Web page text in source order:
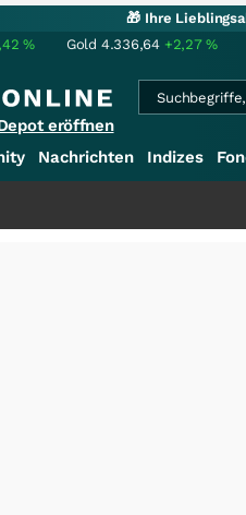
🎁 Ihre
% Gold 4.336,64 +2,27%
eröffnen
Nachrichten Indizes